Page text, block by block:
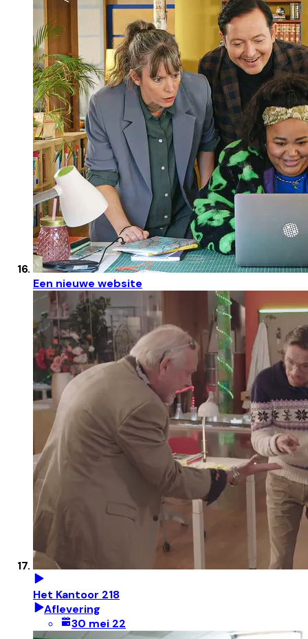
Een nieuwe website
Het Kantoor 218
Aflevering
30 mei 22